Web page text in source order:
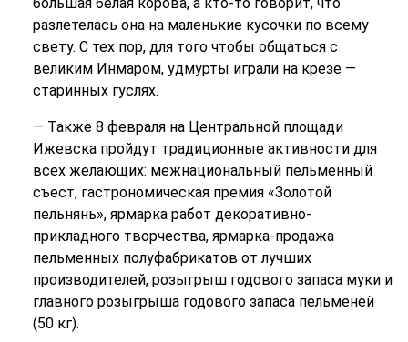
большая белая корова, а кто-то говорит, что
разлетелась она на маленькие кусочки по всему
свету. С тех пор, для того чтобы общаться с
великим Инмаром, удмурты играли на крезе —
старинных гуслях.
— Также 8 февраля на Центральной площади
Ижевска пройдут традиционные активности для
всех желающих: межнациональный пельменный
съест, гастрономическая премия «Золотой
пельнянь», ярмарка работ декоративно-
прикладного творчества, ярмарка-продажа
пельменных полуфабрикатов от лучших
производителей, розыгрыш годового запаса муки и
главного розыгрыша годового запаса пельменей
(50 кг).